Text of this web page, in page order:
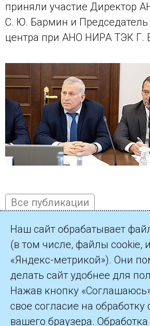
приняли участие Директор
С. Ю. Бармин и Председатель
центра при АНО НИРА ТЭК Г.
Все публикации
©2026 Арбитражный центр при АНО
195112 Санкт-Петербург,
литера А, помещения 802, 803
+7 (812) 609-73-42,arbitration@niratec.ru
Наш сайт обрабатывает
(в том числе, файлы cookie,
«Яндекс-метрикой»). Они
делать сайт удобнее для
Нажав кнопку
свое согласие на
вашего браузера.